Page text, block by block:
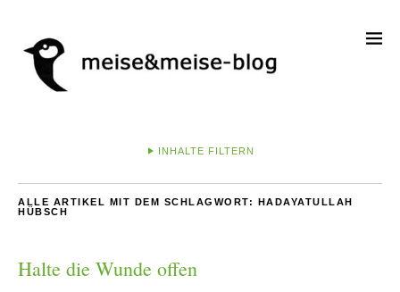
INHALTE FILTERN
ALLE ARTIKEL MIT DEM SCHLAGWORT: HADAYATULLAH
HÜBSCH
Halte die Wunde offen